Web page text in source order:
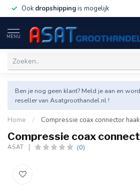
Ook dropshippingis mogelijk
MENU
Ben je nog geen klant? Meld je aan en
reseller van Asatgroothandel.nl !
Home / Compressie coax connector
Compressie coax
ASAT (0)